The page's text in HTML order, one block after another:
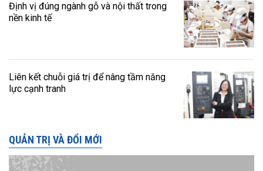
Định vị đúng ngành gỗ và nội thất trong
nền kinh tế
Liên kết chuỗi giá trị để nâng tầm năng
lực cạnh tranh
QUẢN TRỊ VÀ ĐỔI MỚI